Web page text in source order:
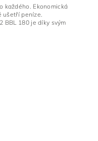
každého. Ekonomická
ušetří peníze.
BBL 180 je díky svým